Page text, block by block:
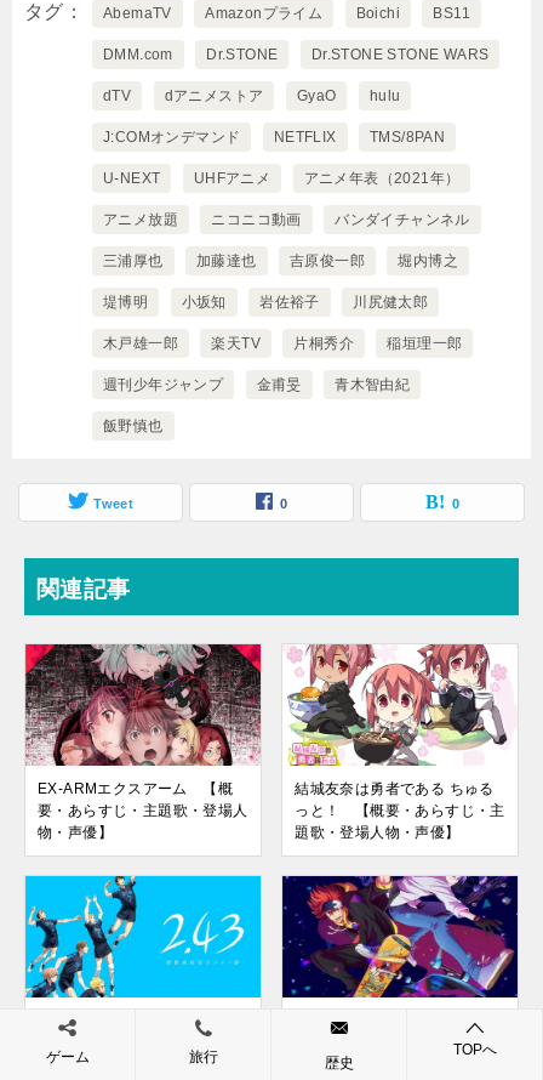
タグ AbemaTV Amazonプライム Boichi BS11
DMM.com Dr.STONE Dr.STONE STONE WARS
dTV dアニメストア GyaO hulu
J:COMオンデマンド NETFLIX TMS/8PAN
U-NEXT UHFアニメ アニメ年表（2021年）
アニメ放題 ニコニコ動画 バンダイチャンネル
三浦厚也 加藤達也 吉原俊一郎 堀内博之
堤博明 小坂知 岩佐裕子 川尻健太郎
木戸雄一郎 楽天TV 片桐秀介 稲垣理一郎
週刊少年ジャンプ 金甫旻 青木智由紀
飯野慎也
Tweet 0 0
関連記事
EX-ARMエクスアーム 【概
要・あらすじ・主題歌・登場人
物・声優】
結城友奈は勇者である ちゅる
っと！ 【概要・あらすじ・主
題歌・登場人物・声優】
2.43 清陰高校男子バレー部
場人物・声優】
SK∞ エスケーエイト 【概
要・あらすじ・主題歌・登場人
物・声優】
ゲーム 旅行 歴史
TOPへ